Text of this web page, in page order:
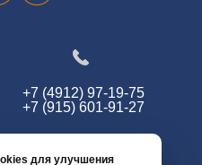
+7 (4912) 97-19-75
+7 (915) 601-91-27
для улучшения